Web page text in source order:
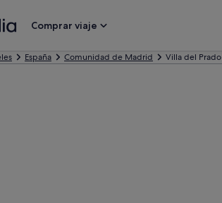
Comprar viaje
España Comunidad de Madrid Villa del Prado